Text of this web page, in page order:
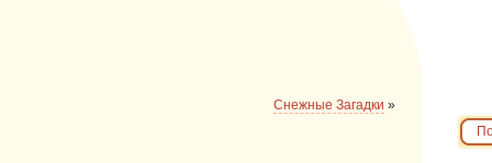
Снежные Загадки »